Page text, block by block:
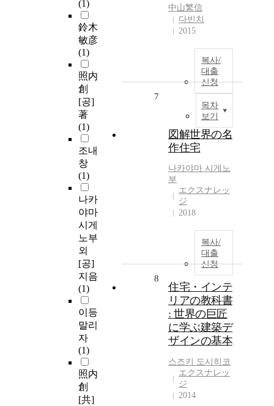
(1)
鈴木
敏彦
(1)
照内
創
[공]
著
(1)
조내
창
(1)
나카
야마
시게
노부
외
[공]
지음
(1)
이등
말리
자
(1)
照内
創
[共]
中山繁信
다빈치
2015
복사/
대출
신청
목차
보기
7
図解世界の名
作住宅
나카야마 시게노
부
エクスナレッ
ジ
2018
복사/
대출
신청
8
住宅・インテ
リアの教科書
: 世界の巨匠
に学ぶ建築デ
ザインの基本
스즈키 도시히코
エクスナレッ
ジ
2014